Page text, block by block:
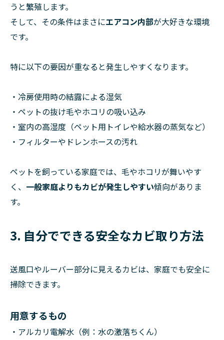
うと繁殖します。
そして、その条件はまさにエアコン内部が大好きな環境
です。
特に以下の要因が重なると発生しやすくなります。
・冷房使用時の結露による湿気
・ペットの抜け毛やホコリの吸い込み
・室内の高湿度（ペット用トイレや給水器の蒸気など）
・フィルターやドレンホースの汚れ
ペットを飼っている家庭では、毛やホコリが舞いやす
く、 一般家庭よりもカビが発生しやすい傾向がありま
す。
3. 自分でできる安全なカビ取り方法
送風口やルーバー部分に見えるカビは、家庭でも安全に
掃除できます。
用意するもの
・アルカリ電解水（例：水の激落ちくん）